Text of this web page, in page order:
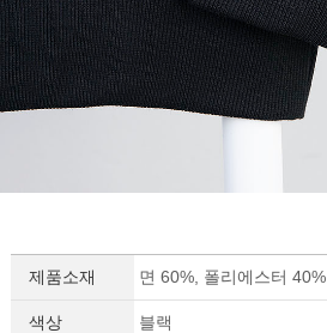
세요!
제품소재 면 60%, 폴리에스터 40%
색상 블랙